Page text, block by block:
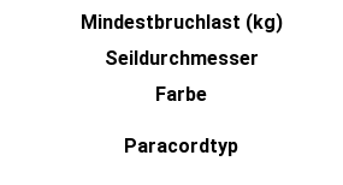
Mindestbruchlast (kg)
Seildurchmesser
Farbe
Paracordtyp